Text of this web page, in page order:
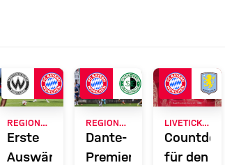
Erste
Auswärtsaufgabe:
Dante-
Premiere
für den